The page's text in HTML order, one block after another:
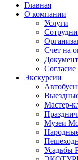
Главная
О компании
Услуги
Счет на
Экскурсии
Мастер-
Музеи
Усадьбы